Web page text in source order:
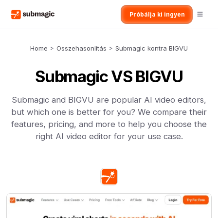
Próbálja ki ingyen
Home > Összehasonlítás > Submagic kontra BIGVU
Submagic VS BIGVU
Submagic and BIGVU are popular AI video editors,
but which one is better for you? We compare their
features, pricing, and more to help you choose the
right AI video editor for your use case.